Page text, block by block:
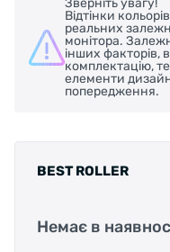
Відтінки
реальних
монітора.
інших
комплектацію,
елементи
попередження.
BEST ROLLER
Немає в